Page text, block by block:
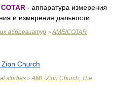
- аппаратура измерения
и измерения дальности
аббревиатур > AME/COTAR
Church
studies > AME Zion Church, The